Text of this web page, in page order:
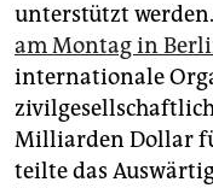
genossenschaft
epaper login
unterstützt werden.
am Montag in
internationale
Milliarden Dollar
teilte das